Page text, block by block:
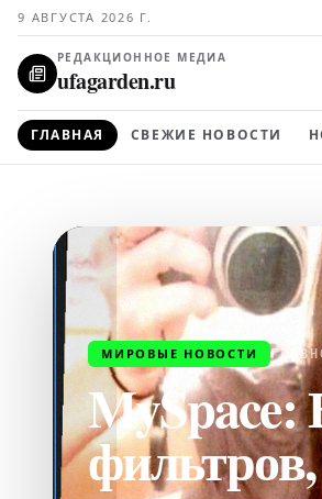
9 АВГУСТА 2026 Г.
РЕДАКЦИОННОЕ МЕДИА
ufagarden.ru
ГЛАВНАЯ СВЕЖИЕ НОВОСТИ
МИРОВЫЕ НОВОСТИ
MySpace: